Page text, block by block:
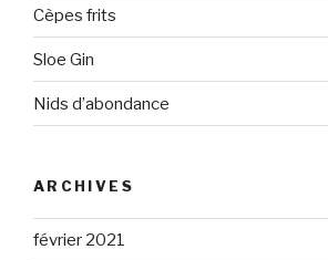
Cèpes frits
Sloe Gin
Nids d’abondance
ARCHIVES
février 2021